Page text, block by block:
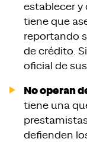
establecer
tiene que
reportando
de crédito.
oficial de
No operan
tiene una
defienden